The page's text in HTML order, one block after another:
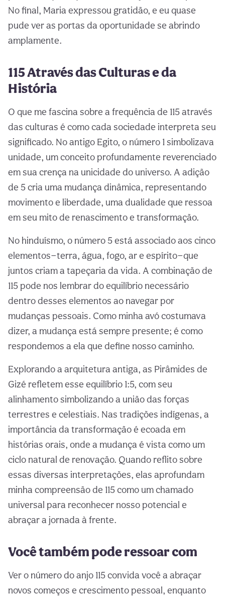
No final, Maria expressou gratidão, e eu quase
pude ver as portas da oportunidade se abrindo
amplamente.
115 Através das Culturas e da
História
O que me fascina sobre a frequência de 115 através
das culturas é como cada sociedade interpreta seu
significado. No antigo Egito, o número 1 simbolizava
unidade, um conceito profundamente reverenciado
em sua crença na unicidade do universo. A adição
de 5 cria uma mudança dinâmica, representando
movimento e liberdade, uma dualidade que ressoa
em seu mito de renascimento e transformação.
No hinduísmo, o número 5 está associado aos cinco
elementos—terra, água, fogo, ar e espírito—que
juntos criam a tapeçaria da vida. A combinação de
115 pode nos lembrar do equilíbrio necessário
dentro desses elementos ao navegar por
mudanças pessoais. Como minha avó costumava
dizer, a mudança está sempre presente; é como
respondemos a ela que define nosso caminho.
Explorando a arquitetura antiga, as Pirâmides de
Gizé refletem esse equilíbrio 1:5, com seu
alinhamento simbolizando a união das forças
terrestres e celestiais. Nas tradições indígenas, a
importância da transformação é ecoada em
histórias orais, onde a mudança é vista como um
ciclo natural de renovação. Quando reflito sobre
essas diversas interpretações, elas aprofundam
minha compreensão de 115 como um chamado
universal para reconhecer nosso potencial e
abraçar a jornada à frente.
Você também pode ressoar com
Ver o número do anjo 115 convida você a abraçar
novos começos e crescimento pessoal, enquanto